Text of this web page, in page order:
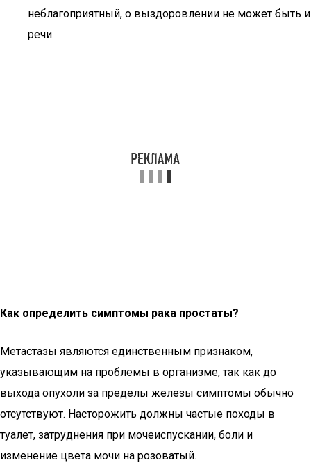
неблагоприятный, о выздоровлении не может быть и
речи.
Как определить симптомы рака простаты?
Метастазы являются единственным признаком,
указывающим на проблемы в организме, так как до
выхода опухоли за пределы железы симптомы обычно
отсутствуют. Насторожить должны частые походы в
туалет, затруднения при мочеиспускании, боли и
изменение цвета мочи на розоватый.